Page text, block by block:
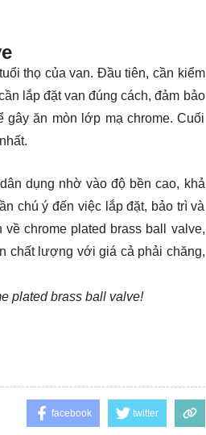
thọ của van. Đầu tiên, cần kiểm
lắp đặt van đúng cách, đảm bảo
ăn mòn lớp mạ chrome. Cuối
dụng nhờ vào độ bền cao, khả
chú ý đến việc lắp đặt, bảo trì và
chrome plated brass ball valve,
chất lượng với giá cả phải chăng,
plated brass ball valve!
facebook twitter